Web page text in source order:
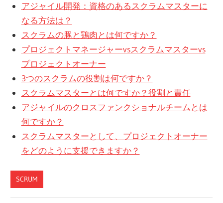
アジャイル開発：資格のあるスクラムマスターに
なる方法は？
スクラムの豚と鶏肉とは何ですか？
プロジェクトマネージャーvsスクラムマスターvs
プロジェクトオーナー
3つのスクラムの役割は何ですか？
スクラムマスターとは何ですか？役割と責任
アジャイルのクロスファンクショナルチームとは
何ですか？
スクラムマスターとして、プロジェクトオーナー
をどのように支援できますか？
SCRUM